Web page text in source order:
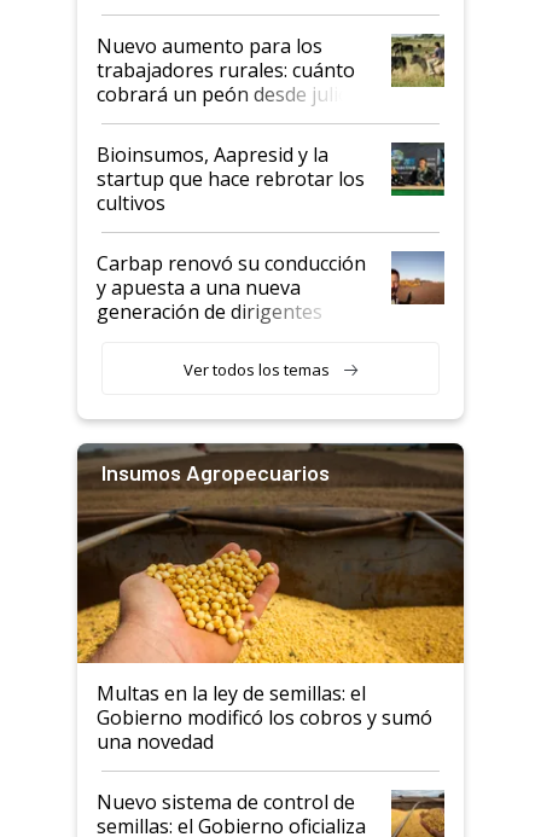
Nuevo aumento para los
trabajadores rurales: cuánto
cobrará un peón desde julio
Bioinsumos, Aapresid y la
startup que hace rebrotar los
cultivos
Carbap renovó su conducción
y apuesta a una nueva
generación de dirigentes
Ver todos los temas
Insumos Agropecuarios
Multas en la ley de semillas: el
Gobierno modificó los cobros y sumó
una novedad
Nuevo sistema de control de
semillas: el Gobierno oficializa